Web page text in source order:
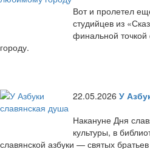
Вот и пролетел
студийцев из
финальной
городу.
22.05.2026 У
Накануне Дня
культуры, в
славянской азбуки — святых